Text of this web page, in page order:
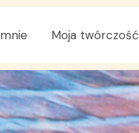
Moja twórczość